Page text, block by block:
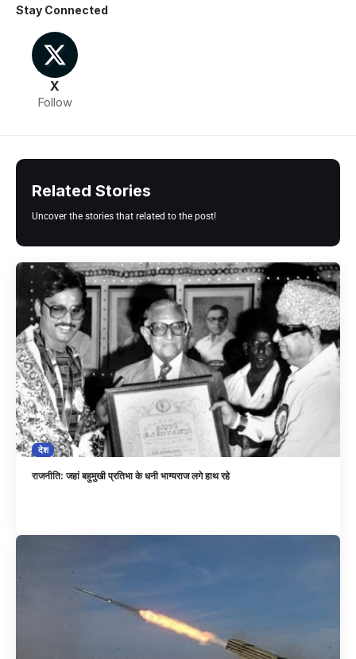
Stay Connected
X
Follow
Related Stories
Uncover the stories that related to the post!
देश
राजनीति: जहां बहुमुखी प्रतिभा के धनी भाग्यराज लगे हाथ रहे